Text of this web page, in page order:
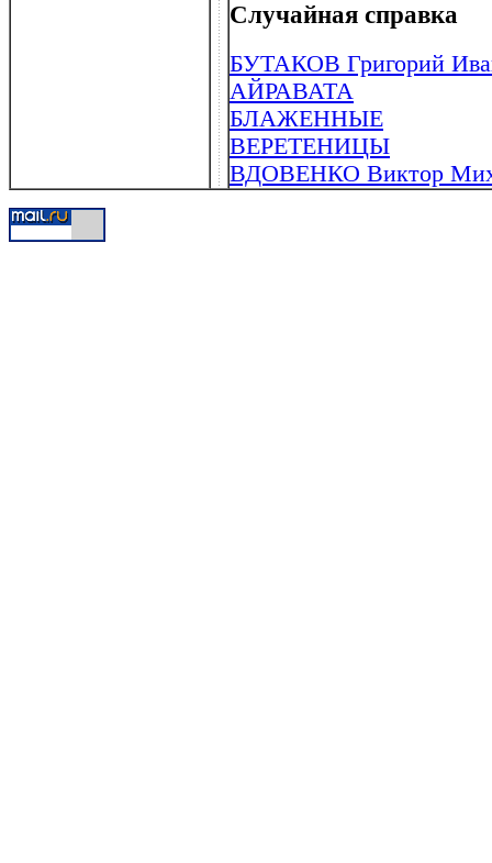
Случайная справка
БУТАКОВ Григорий
АЙРАВАТА
БЛАЖЕННЫЕ
ВЕРЕТЕНИЦЫ
ВДОВЕНКО Виктор